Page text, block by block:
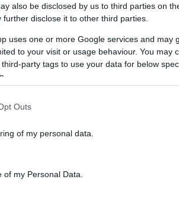
also be disclosed by us to third parties on
further disclose it to other third parties.
uses one or more Google services and may
to your visit or usage behaviour. You may
party tags to use your data for below
Outs
of my personal data.
my Personal Data.